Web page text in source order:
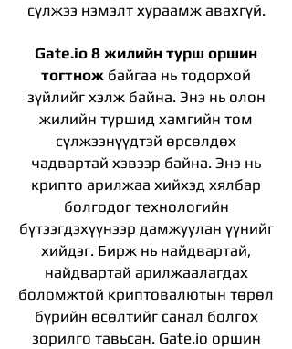
сүлжээ нэмэлт хураамж авахгүй.
Gate.io 8 жилийн турш оршин
тогтнож байгаа нь тодорхой
зүйлийг хэлж байна. Энэ нь олон
жилийн туршид хамгийн том
сүлжээнүүдтэй өрсөлдөх
чадвартай хэвээр байна. Энэ нь
крипто арилжаа хийхэд хялбар
болгодог технологийн
бүтээгдэхүүнээр дамжуулан үүнийг
хийдэг. Бирж нь найдвартай,
найдвартай арилжаалагдах
боломжтой криптовалютын төрөл
бүрийн өсөлтийг санал болгох
зорилго тавьсан. Gate.io оршин